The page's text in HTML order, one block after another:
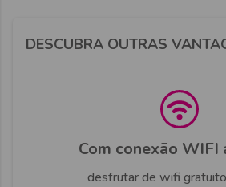
DESCUBRA OUTRAS
Com conexão WIFI
desfrutar de wifi